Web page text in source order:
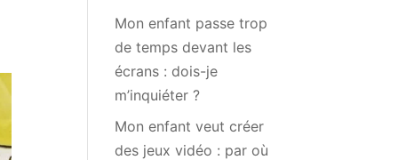
Mon enfant passe trop
de temps devant les
écrans : dois-je
m’inquiéter ?
Mon enfant veut créer
des jeux vidéo : par où